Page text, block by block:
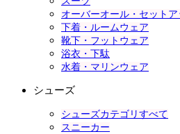
オーバーオール・セットア
下着・ルームウェア
靴下・フットウェア
浴衣・下駄
水着・マリンウェア
シューズ
シューズカテゴリすべて
スニーカー